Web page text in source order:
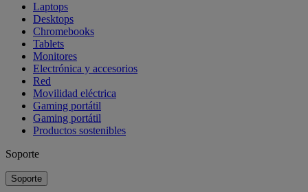
Laptops
Desktops
Chromebooks
Tablets
Monitores
Electrónica y accesorios
Red
Movilidad eléctrica
Gaming portátil
Gaming portátil
Productos sostenibles
Soporte
Soporte